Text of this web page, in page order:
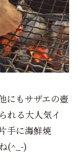
にもサザエの壺
れる大人気イ
手に海鮮焼
(^_-)